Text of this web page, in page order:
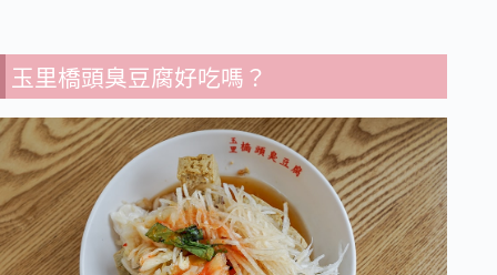
玉里橋頭臭豆腐好吃嗎？